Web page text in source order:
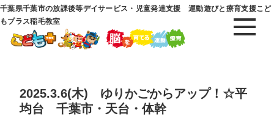
千葉県千葉市の放課後等デイサービス・児童発達支援 運動遊びと療育支援こど
もプラス稲毛教室
2025.3.6(木) ゆりかごからアップ！☆平
均台 千葉市・天台・体幹